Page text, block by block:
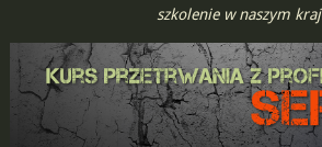
szkolenie w naszym